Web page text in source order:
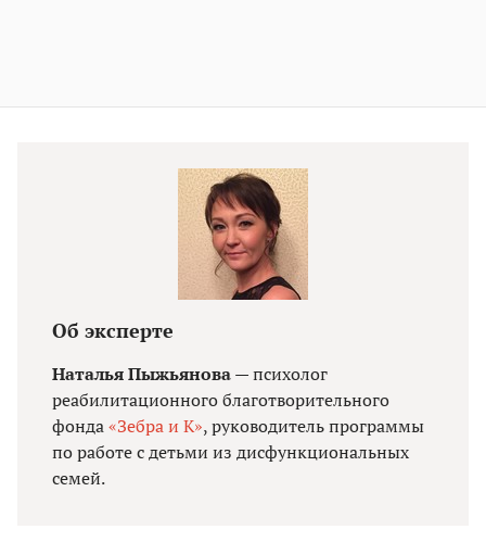
Об эксперте
Наталья Пыжьянова— психолог
реабилитационного благотворительного
фонда«Зебра и К», руководитель программы
по работе с детьми из дисфункциональных
семей.